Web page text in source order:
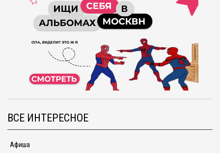
ВСЕ ИНТЕРЕСНОЕ
Афиша